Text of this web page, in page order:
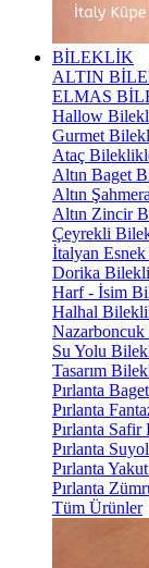
BİLEKLİK
ALTIN
ELMAS
Hallow
Gurmet
Ataç
Altın Baget
Altın
Altın Zincir
Çeyrekli
İtalyan
Dorika
Harf - İsim
Halhal
Su Yolu
Tasarım
Pırlanta
Pırlanta
Pırlanta
Pırlanta
Pırlanta
Pırlanta
Tüm Ürünler